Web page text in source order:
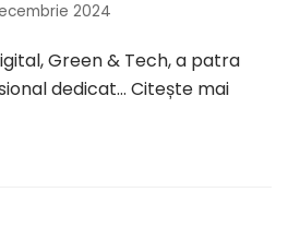
2024
Green & Tech, a patra
dedicat… Citește mai